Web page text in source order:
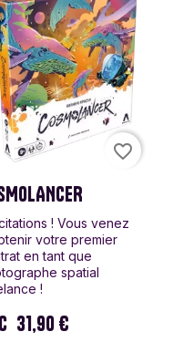
! Vous venez
votre premier
en tant que
spatial
!
31,90 €
favorite_border